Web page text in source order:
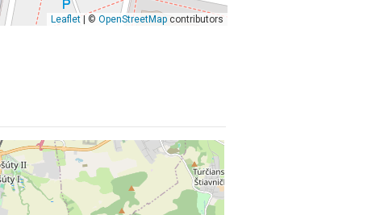
Leaflet| © OpenStreetMapcontributors